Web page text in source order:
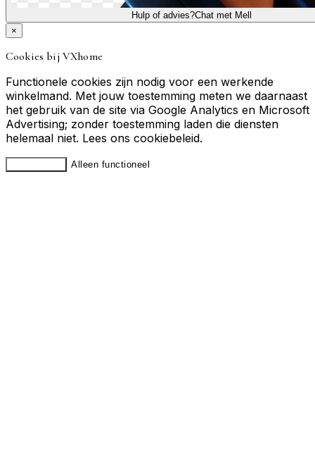
Hulp of advies?Chat met Mell
×
Cookies bij VXhome
Functionele cookies zijn nodig voor een werkende
winkelmand. Met jouw toestemming meten we daarnaast
het gebruik van de site via Google Analytics en Microsoft
Advertising; zonder toestemming laden die diensten
helemaal niet. Lees ons cookiebeleid.
Alleen functioneel